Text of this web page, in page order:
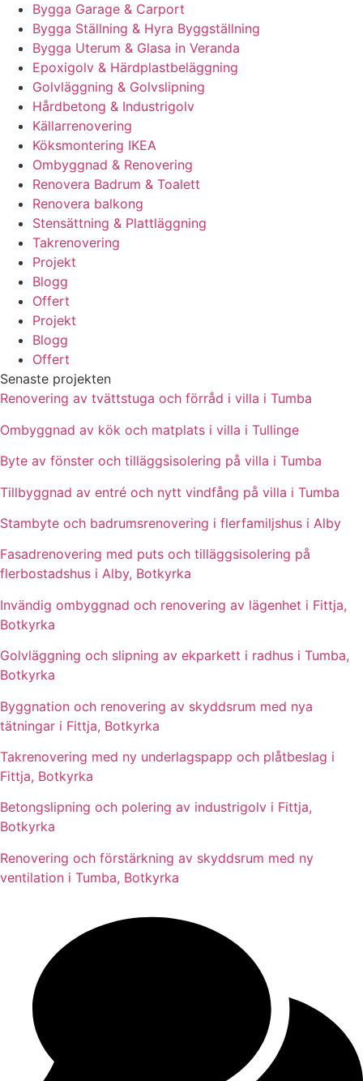
Bygga Garage & Carport
Bygga Ställning & Hyra Byggställning
Bygga Uterum & Glasa in Veranda
Epoxigolv & Härdplastbeläggning
Golvläggning & Golvslipning
Hårdbetong & Industrigolv
Källarrenovering
Köksmontering IKEA
Ombyggnad & Renovering
Renovera Badrum & Toalett
Renovera balkong
Stensättning & Plattläggning
Takrenovering
Projekt
Blogg
Offert
Projekt
Blogg
Offert
Senaste projekten
Renovering av tvättstuga och förråd i villa i Tumba
Ombyggnad av kök och matplats i villa i Tullinge
Byte av fönster och tilläggsisolering på villa i Tumba
Tillbyggnad av entré och nytt vindfång på villa i Tumba
Stambyte och badrumsrenovering i flerfamiljshus i Alby
Fasadrenovering med puts och tilläggsisolering på
flerbostadshus i Alby, Botkyrka
Invändig ombyggnad och renovering av lägenhet i Fittja,
Botkyrka
Golvläggning och slipning av ekparkett i radhus i Tumba,
Botkyrka
Byggnation och renovering av skyddsrum med nya
tätningar i Fittja, Botkyrka
Takrenovering med ny underlagspapp och plåtbeslag i
Fittja, Botkyrka
Betongslipning och polering av industrigolv i Fittja,
Botkyrka
Renovering och förstärkning av skyddsrum med ny
ventilation i Tumba, Botkyrka